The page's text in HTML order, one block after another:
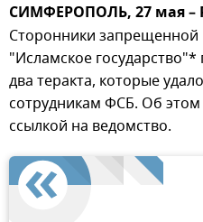
СИМФЕРОПОЛЬ, 27 мая –
Сторонники запрещенной
"Исламское
два теракта, которые
сотрудникам ФСБ. Об
ссылкой на ведомство.